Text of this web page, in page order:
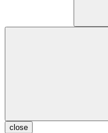
close